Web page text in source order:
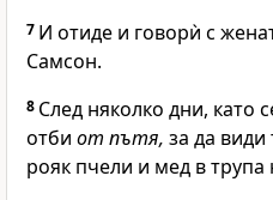
7 И отиде и говорѝ с
Самсон.
8 След няколко дни, като
отби от пътя, за да види
рояк пчели и мед в трупа